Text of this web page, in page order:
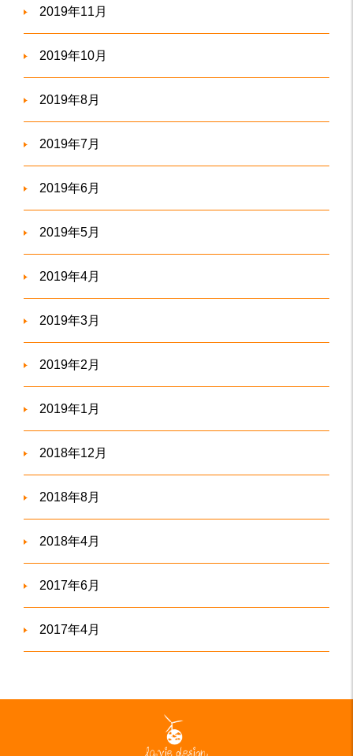
2019年11月
2019年10月
2019年8月
2019年7月
2019年6月
2019年5月
2019年4月
2019年3月
2019年2月
2019年1月
2018年12月
2018年8月
2018年4月
2017年6月
2017年4月